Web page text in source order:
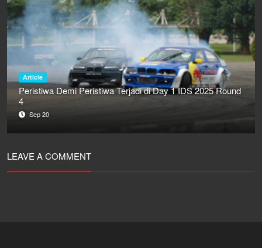
Article
Peristiwa Demi Peristiwa Terjadi di Day 1 IDS 2025 Round
4
Sep 20
LEAVE A COMMENT